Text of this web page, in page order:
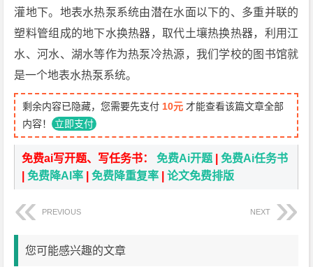
灌地下。地表水热泵系统由潜在水面以下的、多重并联的
塑料管组成的地下水换热器，取代土壤热换热器，利用江
水、河水、湖水等作为热泵冷热源，我们学校的图书馆就
是一个地表水热泵系统。
剩余内容已隐藏，您需要先支付 10元 才能查看该篇文章全部
内容！ 立即支付
免费ai写开题、写任务书：免费Ai开题 |免费Ai任务书
|免费降AI率 |免费降重复率 |论文免费排版
PREVIOUS NEXT
您可能感兴趣的文章